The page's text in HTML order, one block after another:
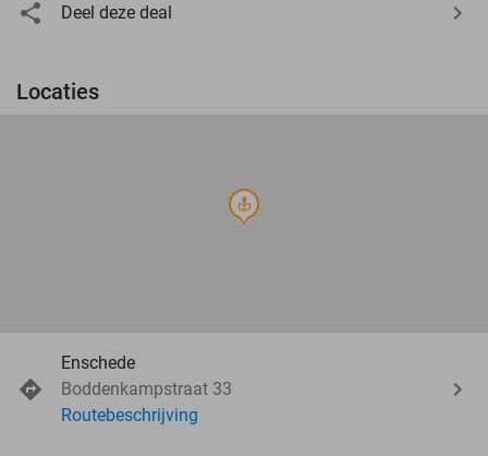
Deel deze deal
Locaties
course
Enschede
Boddenkampstraat 33
Routebeschrijving